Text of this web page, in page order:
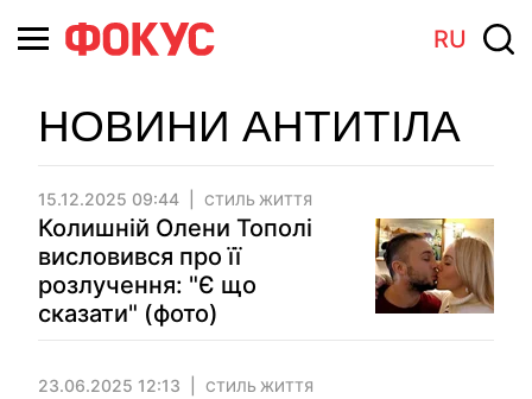
RU
НОВИНИ АНТИТІЛА
15.12.2025 09:44 СТИЛЬ ЖИТТЯ
Колишній Олени Тополі
висловився про її
розлучення: "Є що
сказати" (фото)
23.06.2025 12:13 СТИЛЬ ЖИТТЯ